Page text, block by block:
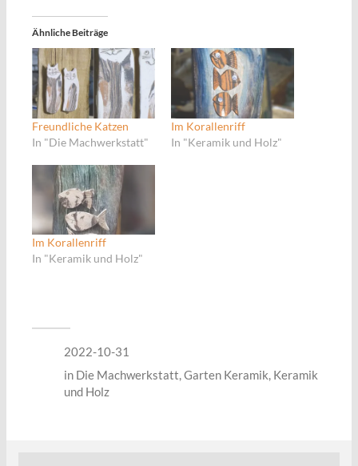
Ähnliche Beiträge
Freundliche Katzen
In "Die Machwerkstatt"
Im Korallenriff
In "Keramik und Holz"
Im Korallenriff
In "Keramik und Holz"
2022-10-31
in Die Machwerkstatt,Garten Keramik, Keramik
und Holz